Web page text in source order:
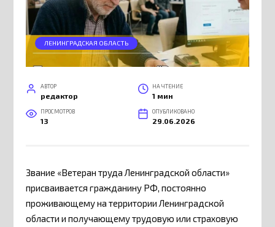
ЛЕНИНГРАДСКАЯ ОБЛАСТЬ
АВТОР
редактор
НА ЧТЕНИЕ
1 мин
ПРОСМОТРОВ
13
ОПУБЛИКОВАНО
29.06.2026
Звание «Ветеран труда Ленинградской области»
присваивается гражданину РФ, постоянно
проживающему на территории Ленинградской
области и получающему трудовую или страховую